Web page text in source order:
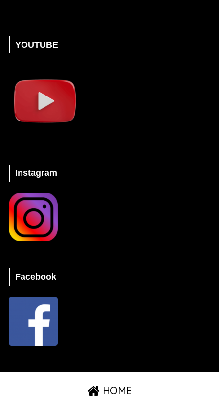
YOUTUBE
Instagram
Facebook
HOME